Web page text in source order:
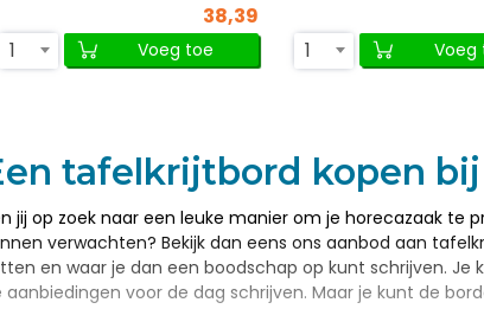
38,39
1
Voeg toe
1
Voeg
tafelkrijtbord kopen
jij op zoek naar een leuke manier om je horecazaak
verwachten? Bekijk dan eens ons aanbod aan
en waar je dan een boodschap op kunt schrijven.
aanbiedingen voor de dag schrijven. Maar je kunt de